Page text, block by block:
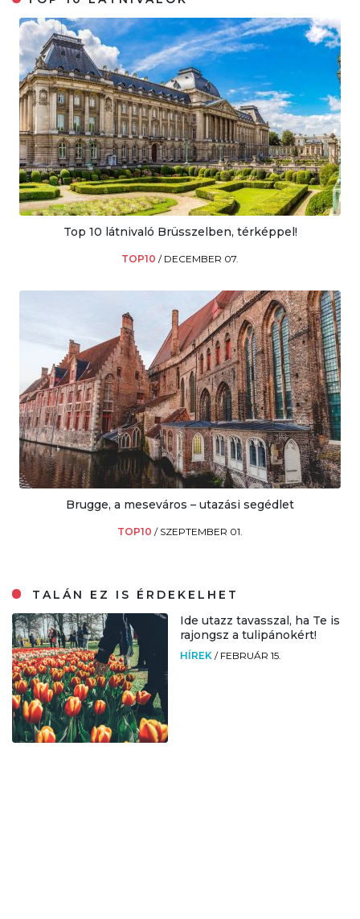
Top 10 látnivaló Brüsszelben, térképpel!
TOP10 / DECEMBER 07.
Brugge, a meseváros – utazási segédlet
TOP10 / SZEPTEMBER 01.
TALÁN EZ IS ÉRDEKELHET
Ide utazz tavasszal, ha Te is
rajongsz a tulipánokért!
HÍREK / FEBRUÁR 15.